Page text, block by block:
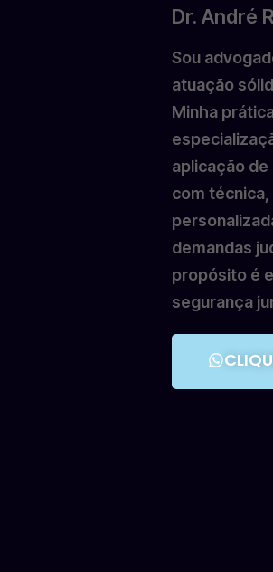
Dr. André
Sou
atuação
Minha
aplicação
com
demandas
propósito é
segurança